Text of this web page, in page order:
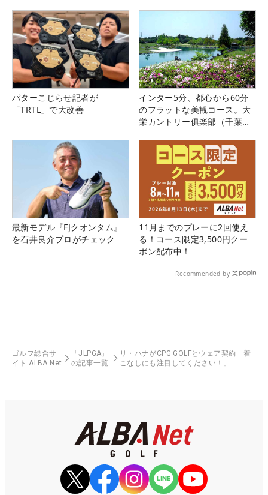
パターこじらせ記者が
「TRTL」で大改善
インター5分、都心から60分
のフラットな美観コース。大
栄カントリー俱楽部（千葉
最新モデル『FJクオンタム』
を石井良介プロがチェック
11月までのプレーに2回使え
る！コース限定3,500円クー
ポン配布中！
Recommended by
ゴルフ総合サ
イト ALBA Net
「JLPGA」
の記事一覧
リ・ハナがCPG GOLFとウェア契約「着
こなしにも注目してください！」